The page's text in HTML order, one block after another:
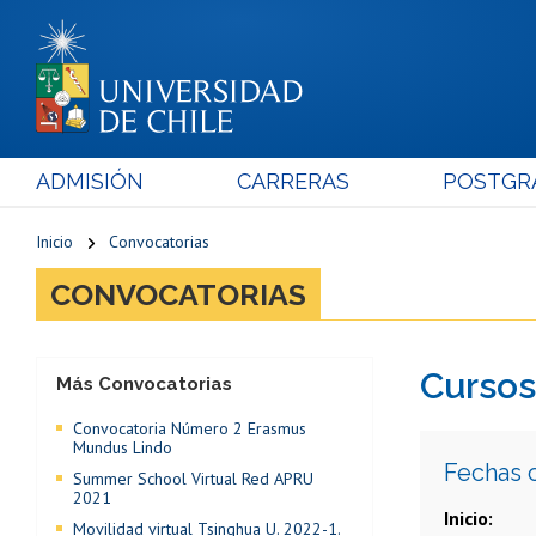
ADMISIÓN CARRERAS
Inicio Convocatorias
CONVOCATORIAS
Fechas
Inicio
Más Convocatorias
Convocatoria Número 2 Erasmus
Mundus Lindo
Summer School Virtual Red APRU
2021
Movilidad virtual Tsinghua U. 2022-1.